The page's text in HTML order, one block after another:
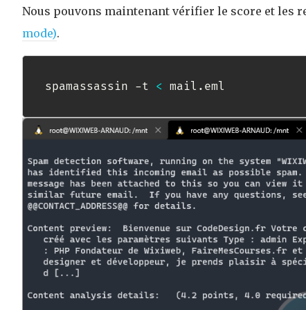
Nous pouvons maintenant vérifier le score et les
mode).
spamassassin -t < mail.eml